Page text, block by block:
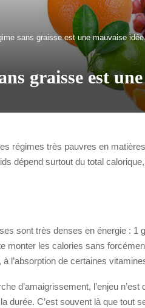
sans graisse est une mauvaise
graisse est
régimes très pauvres en
dépend surtout du total
sont très denses en énergie : 1
monter les calories sans
l’absorption de certaines
d’amaigrissement, l’enjeu
durée. C’est souvent là que tout